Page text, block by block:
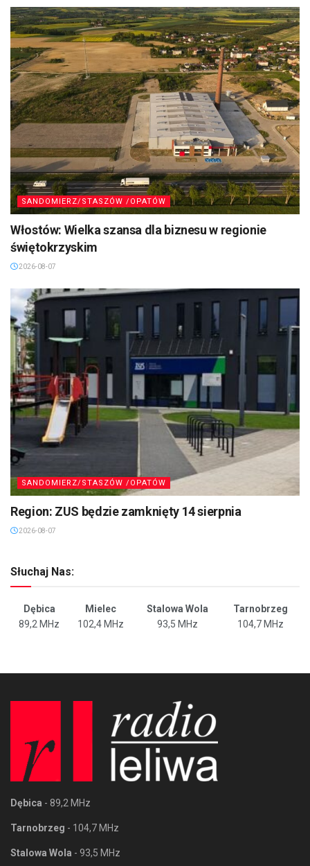
SANDOMIERZ/STASZÓW /OPATÓW
Włostów: Wielka szansa dla biznesu w regionie
świętokrzyskim
2026-08-07
SANDOMIERZ/STASZÓW /OPATÓW
Region: ZUS będzie zamknięty 14 sierpnia
2026-08-07
Słuchaj Nas:
Dębica Mielec Stalowa Wola
Tarnobrzeg
89,2 MHz
102,4 MHz 93,5 MHz 104,7 MHz
Dębica - 89,2 MHz
Tarnobrzeg - 104,7 MHz
Stalowa Wola - 93,5 MHz